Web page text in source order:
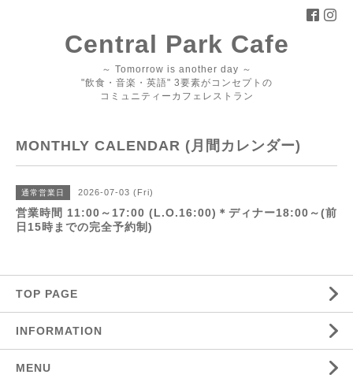
Central Park Cafe
～ Tomorrow is another day ～
"飲食・音楽・英語" 3要素がコンセプトの
コミュニティーカフェレストラン
MONTHLY CALENDAR (月間カレンダー)
通常営業日 2026-07-03 (Fri)
営業時間 11:00～17:00 (L.O.16:00)＊ディナー18:00～(前
日15時までの完全予約制)
TOP PAGE
INFORMATION
MENU